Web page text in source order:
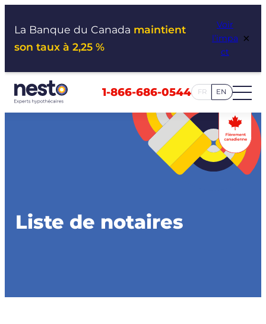
La Banque du Canada maintient
son taux à 2,25 %
Voir
l’impa
ct
×
1-866-686-0544 FR EN
Liste de notaires